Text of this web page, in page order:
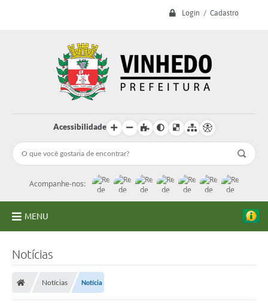
Login / Cadastro
Acessibilidade
Acompanhe-nos:
MENU
Notícias
Notícias Notícia